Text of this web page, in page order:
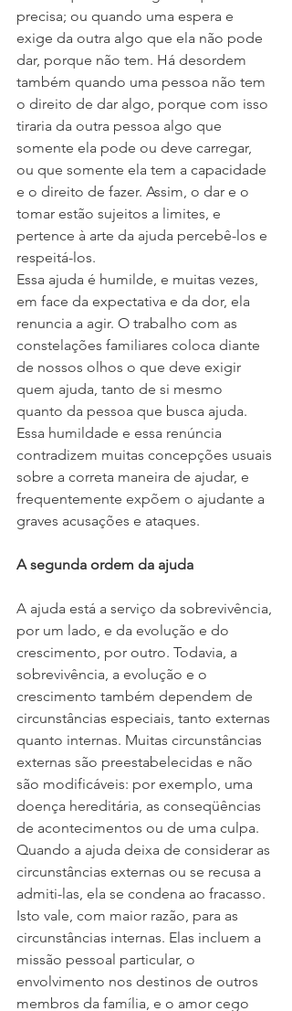
precisa; ou quando uma espera e
exige da outra algo que ela não pode
dar, porque não tem. Há desordem
também quando uma pessoa não tem
o direito de dar algo, porque com isso
tiraria da outra pessoa algo que
somente ela pode ou deve carregar,
ou que somente ela tem a capacidade
e o direito de fazer. Assim, o dar e o
tomar estão sujeitos a limites, e
pertence à arte da ajuda percebê-los e
respeitá-los.
Essa ajuda é humilde, e muitas vezes,
em face da expectativa e da dor, ela
renuncia a agir. O trabalho com as
constelações familiares coloca diante
de nossos olhos o que deve exigir
quem ajuda, tanto de si mesmo
quanto da pessoa que busca ajuda.
Essa humildade e essa renúncia
contradizem muitas concepções usuais
sobre a correta maneira de ajudar, e
frequentemente expõem o ajudante a
graves acusações e ataques.
A segunda ordem da ajuda
A ajuda está a serviço da sobrevivência,
por um lado, e da evolução e do
crescimento, por outro. Todavia, a
sobrevivência, a evolução e o
crescimento também dependem de
circunstâncias especiais, tanto externas
quanto internas. Muitas circunstâncias
externas são preestabelecidas e não
são modificáveis: por exemplo, uma
doença hereditária, as conseqüências
de acontecimentos ou de uma culpa.
Quando a ajuda deixa de considerar as
circunstâncias externas ou se recusa a
admiti-las, ela se condena ao fracasso.
Isto vale, com maior razão, para as
circunstâncias internas. Elas incluem a
missão pessoal particular, o
envolvimento nos destinos de outros
membros da família, e o amor cego